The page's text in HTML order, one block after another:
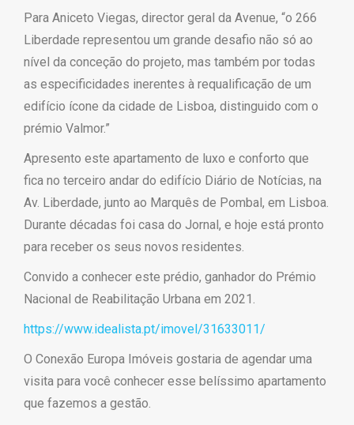
Para Aniceto Viegas, director geral da Avenue, “o 266
Liberdade representou um grande desafio não só ao
nível da conceção do projeto, mas também por todas
as especificidades inerentes à requalificação de um
edifício ícone da cidade de Lisboa, distinguido com o
prémio Valmor.”
Apresento este apartamento de luxo e conforto que
fica no terceiro andar do edifício Diário de Notícias, na
Av. Liberdade, junto ao Marquês de Pombal, em Lisboa.
Durante décadas foi casa do Jornal, e hoje está pronto
para receber os seus novos residentes.
Convido a conhecer este prédio, ganhador do Prémio
Nacional de Reabilitação Urbana em 2021.
https://www.idealista.pt/imovel/31633011/
O Conexão Europa Imóveis gostaria de agendar uma
visita para você conhecer esse belíssimo apartamento
que fazemos a gestão.